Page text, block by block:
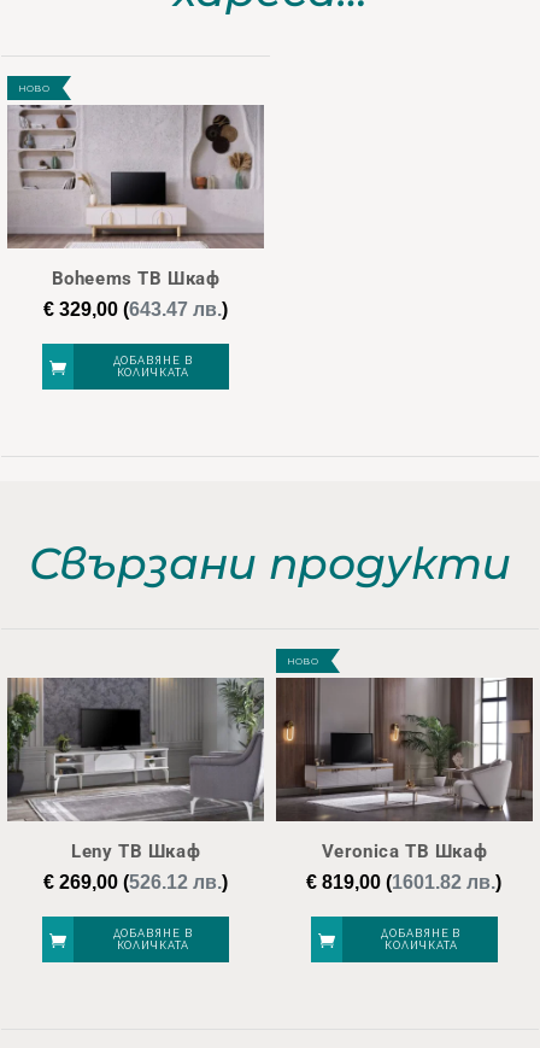
НОВО
Boheems ТВ Шкаф
€ 329,00 (643.47 лв.)
ДОБАВЯНЕ В
КОЛИЧКАТА
Свързани продукти
Leny ТВ Шкаф
€ 269,00 (526.12 лв.)
ДОБАВЯНЕ В
КОЛИЧКАТА
НОВО
Veronica ТВ Шкаф
€ 819,00 (1601.82 лв.)
ДОБАВЯНЕ В
КОЛИЧКАТА